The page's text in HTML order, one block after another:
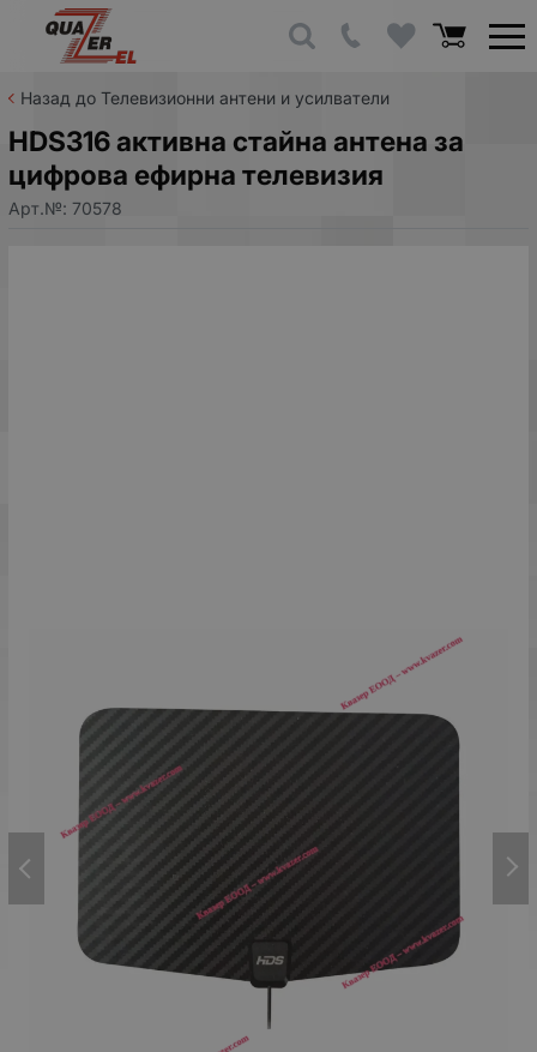
Назад до Телевизионни антени и усилватели
HDS316 активна стайна антена за
цифрова ефирна телевизия
Арт.№: 70578